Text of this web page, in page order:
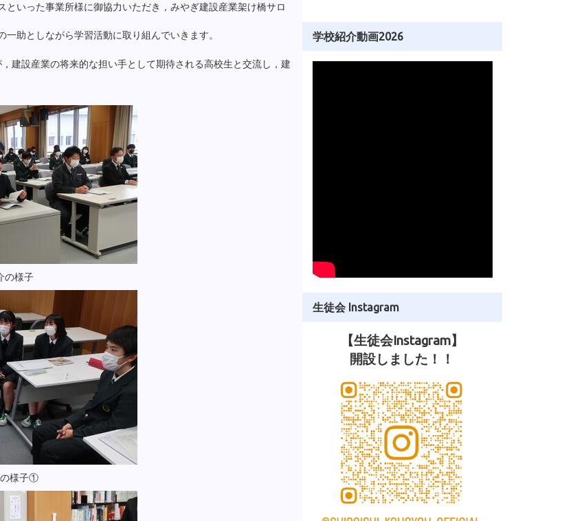
いった事業所様に御協力いただき，みやぎ建設産業架け橋サロ
助としながら学習活動に取り組んでいきます。
建設産業の将来的な担い手として期待される高校生と交流し，建
の様子
様子①
学校紹介動画2026
生徒会 Instagram
【生徒会Instagram】
開設しました！！